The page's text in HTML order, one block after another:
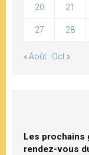
20 21
27 28
« Août Oct »
Les prochains
rendez-vous